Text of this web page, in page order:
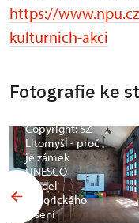
https://
kulturnich-akci
Fotografie ke
Copyright: SZ
Litomyšl - proč
je zámek
UNESCO -
model
historického
lešení